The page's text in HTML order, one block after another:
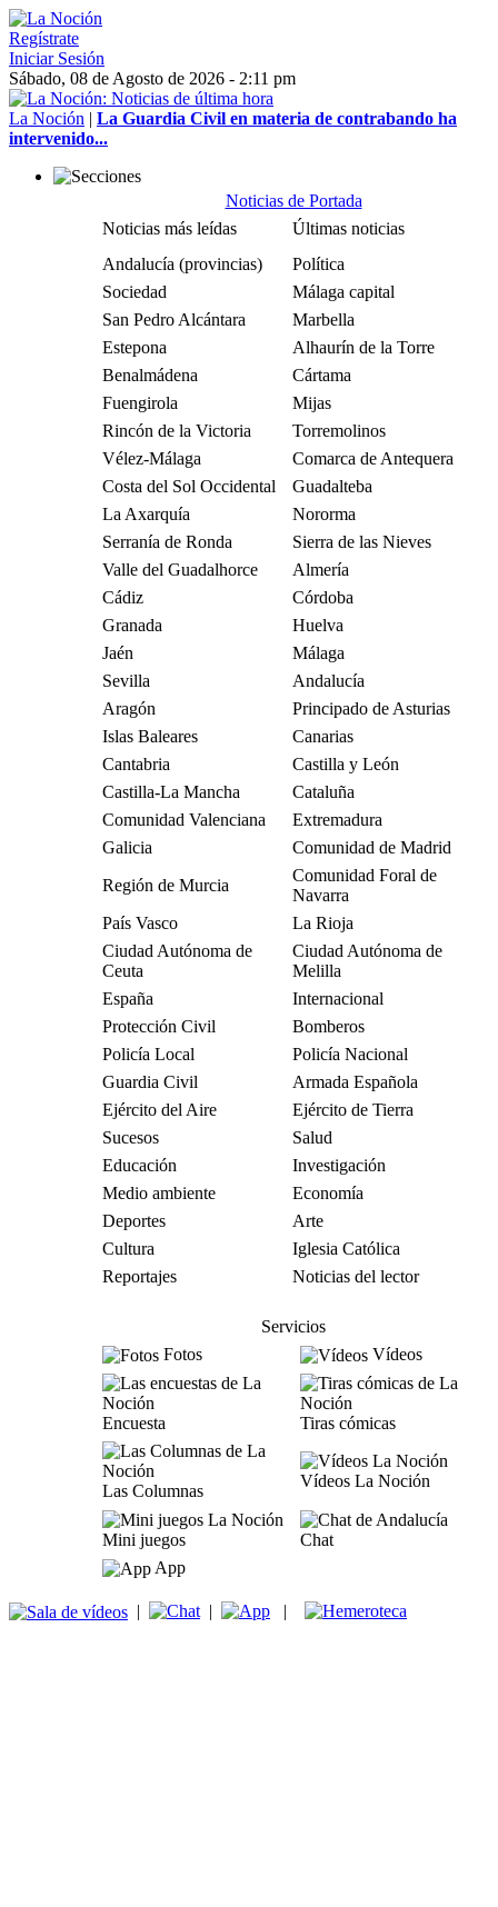
Regístrate
Iniciar Sesión
Sábado, 08 de Agosto de 2026 - 2:11 pm
La Noción | La Guardia Civil en materia de contrabando ha
intervenido...
Noticias de Portada
Noticias más leídas
Últimas noticias
Andalucía (provincias)
Política
Sociedad
Málaga capital
San Pedro Alcántara
Marbella
Estepona
Alhaurín de la Torre
Benalmádena
Cártama
Fuengirola
Mijas
Rincón de la Victoria
Torremolinos
Vélez-Málaga
Comarca de Antequera
Costa del Sol Occidental
Guadalteba
La Axarquía
Nororma
Serranía de Ronda
Sierra de las Nieves
Valle del Guadalhorce
Almería
Cádiz
Córdoba
Granada
Huelva
Jaén
Málaga
Sevilla
Andalucía
Aragón
Principado de Asturias
Islas Baleares
Canarias
Cantabria
Castilla y León
Castilla-La Mancha
Cataluña
Comunidad Valenciana
Extremadura
Galicia
Comunidad de Madrid
Región de Murcia
Comunidad Foral de
Navarra
País Vasco
La Rioja
Ciudad Autónoma de
Ceuta
Ciudad Autónoma de
Melilla
España
Internacional
Protección Civil
Bomberos
Policía Local
Policía Nacional
Guardia Civil
Armada Española
Ejército del Aire
Ejército de Tierra
Sucesos
Salud
Educación
Investigación
Medio ambiente
Economía
Deportes
Arte
Cultura
Iglesia Católica
Reportajes
Noticias del lector
Servicios
Fotos
Vídeos
Encuesta Tiras cómicas
Las Columnas
Vídeos La Noción
Mini juegos
Chat
App
| | |